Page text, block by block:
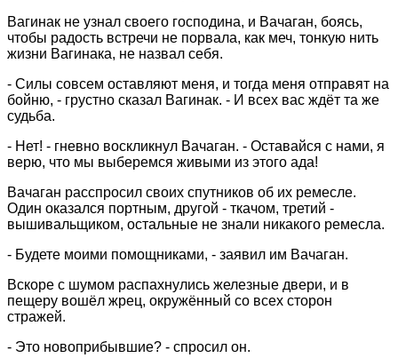
Вагинак не узнал своего господина, и Вачаган, боясь,
чтобы радость встречи не порвала, как меч, тонкую нить
жизни Вагинака, не назвал себя.
- Силы совсем оставляют меня, и тогда меня отправят на
бойню, - грустно сказал Вагинак. - И всех вас ждёт та же
судьба.
- Нет! - гневно воскликнул Вачаган. - Оставайся с нами, я
верю, что мы выберемся живыми из этого ада!
Вачаган расспросил своих спутников об их ремесле.
Один оказался портным, другой - ткачом, третий -
вышивальщиком, остальные не знали никакого ремесла.
- Будете моими помощниками, - заявил им Вачаган.
Вскоре с шумом распахнулись железные двери, и в
пещеру вошёл жрец, окружённый со всех сторон
стражей.
- Это новоприбывшие? - спросил он.